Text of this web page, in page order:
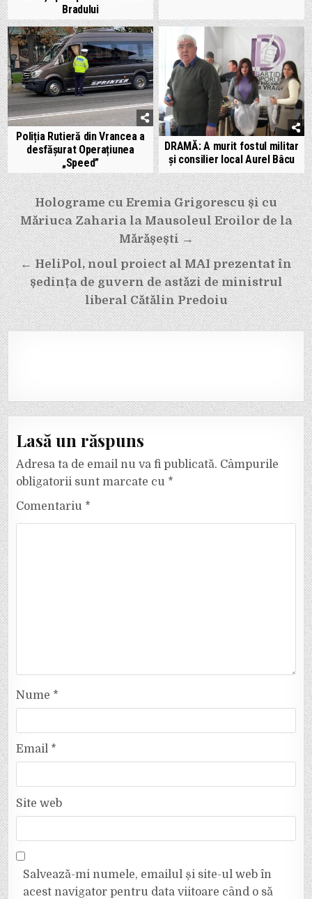
Bradului
Poliția Rutieră din Vrancea a
desfășurat Operațiunea
„Speed”
DRAMĂ: A murit fostul militar
și consilier local Aurel Bâcu
Navigare
în
articole
Holograme cu Eremia Grigorescu și cu
Măriuca Zaharia la Mausoleul Eroilor de la
Mărășești →
← HeliPol, noul proiect al MAI prezentat în
ședința de guvern de astăzi de ministrul
liberal Cătălin Predoiu
Lasă un răspuns
Adresa ta de email nu va fi publicată. Câmpurile
obligatorii sunt marcate cu *
Comentariu *
Nume *
Email *
Site web
Salvează-mi numele, emailul și site-ul web în
acest navigator pentru data viitoare când o să